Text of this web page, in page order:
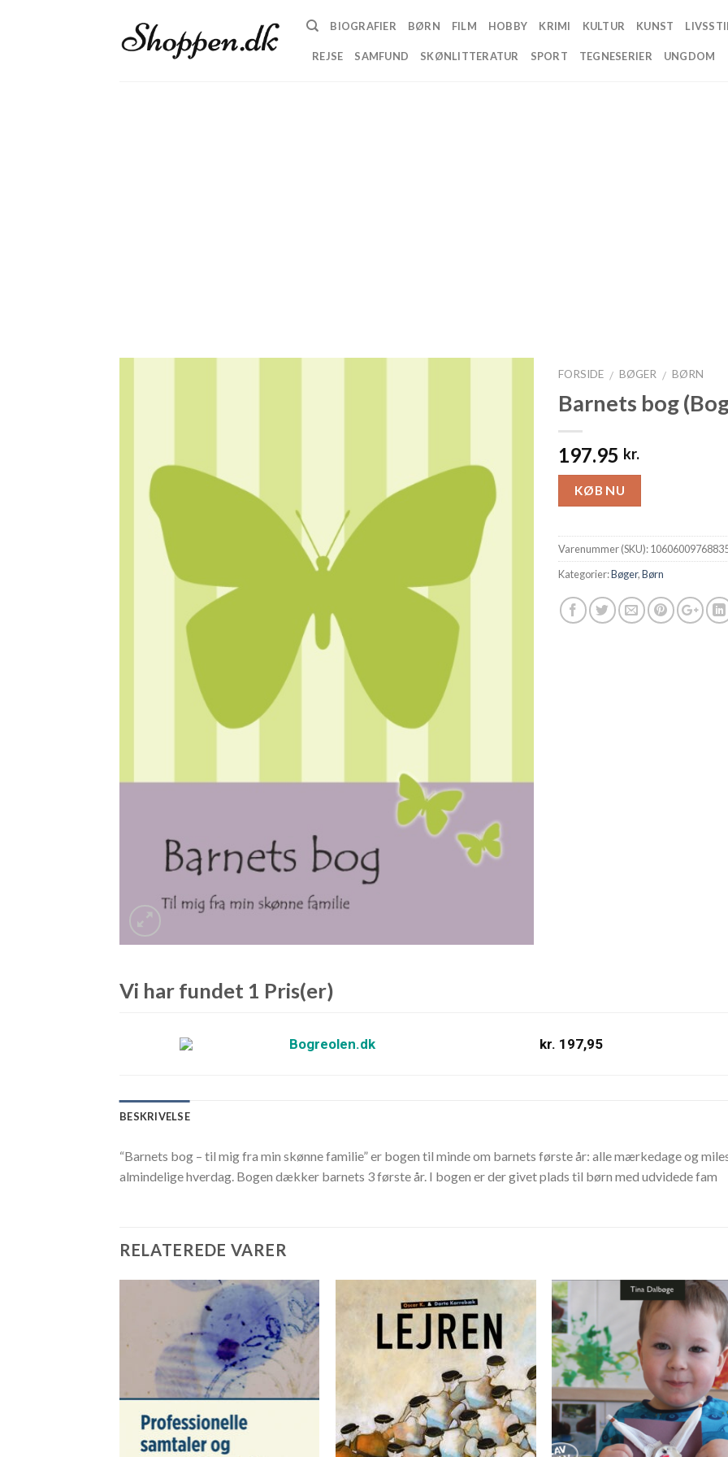
BIOGRAFIER BØRN FILM HOBBY KRIMI KULTUR KUNST
REJSE SAMFUND SKØNLITTERATUR SPORT TEGNESERIER UNGDOM
FORSIDE / BØGER / BØRN
Barnets bog
197.95 kr.
KØB NU
Varenummer (SKU):
Kategorier:Bøger,Børn
Vi har fundet 1 Pris(er)
Bogreolen.dk kr. 197,95
BESKRIVELSE
“Barnets bog – til mig fra min skønne familie” er bogen til minde om barnets første år: alle mærkedage og
almindelige hverdag. Bogen dækker barnets 3 første år. I bogen er der givet plads til børn med udvidede fam
RELATEREDE VARER